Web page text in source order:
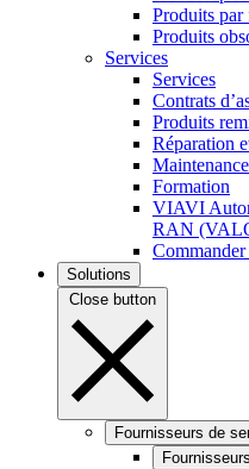
Produits
Produits
Services
Services
Contrats
Produits
Réparation
Formation
VIAVI
RAN
Commander
Solutions
Close button
Fournisseurs de